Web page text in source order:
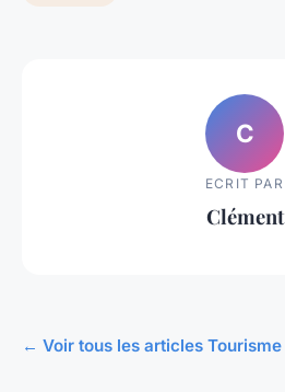
C
ECRIT PAR
Clément
← Voir tous les articles Tourisme